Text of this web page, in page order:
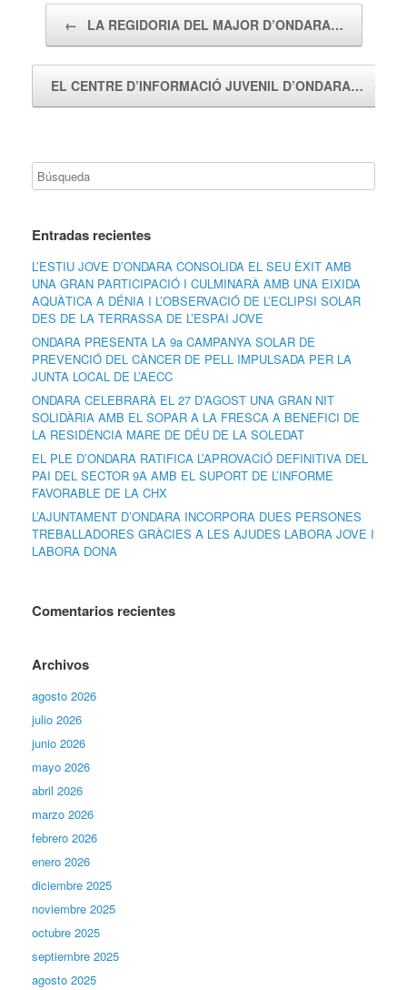
← LA REGIDORIA DEL MAJOR D’ONDARA…
EL CENTRE D’INFORMACIÓ JUVENIL D’ONDARA… →
Entradas recientes
L’ESTIU JOVE D’ONDARA CONSOLIDA EL SEU ÈXIT AMB
UNA GRAN PARTICIPACIÓ I CULMINARÀ AMB UNA EIXIDA
AQUÀTICA A DÉNIA I L’OBSERVACIÓ DE L’ECLIPSI SOLAR
DES DE LA TERRASSA DE L’ESPAI JOVE
ONDARA PRESENTA LA 9a CAMPANYA SOLAR DE
PREVENCIÓ DEL CÀNCER DE PELL IMPULSADA PER LA
JUNTA LOCAL DE L’AECC
ONDARA CELEBRARÀ EL 27 D’AGOST UNA GRAN NIT
SOLIDÀRIA AMB EL SOPAR A LA FRESCA A BENEFICI DE
LA RESIDÈNCIA MARE DE DÉU DE LA SOLEDAT
EL PLE D’ONDARA RATIFICA L’APROVACIÓ DEFINITIVA DEL
PAI DEL SECTOR 9A AMB EL SUPORT DE L’INFORME
FAVORABLE DE LA CHX
L’AJUNTAMENT D’ONDARA INCORPORA DUES PERSONES
TREBALLADORES GRÀCIES A LES AJUDES LABORA JOVE I
LABORA DONA
Comentarios recientes
Archivos
agosto 2026
julio 2026
junio 2026
mayo 2026
abril 2026
marzo 2026
febrero 2026
enero 2026
diciembre 2025
noviembre 2025
octubre 2025
septiembre 2025
agosto 2025